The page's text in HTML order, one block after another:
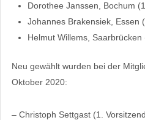
Dorothee Janssen, Bochum
Johannes Brakensiek, Essen
Helmut Willems, Saarbrücken
Neu gewählt wurden bei der
Oktober 2020:
– Christoph Settgast (1.